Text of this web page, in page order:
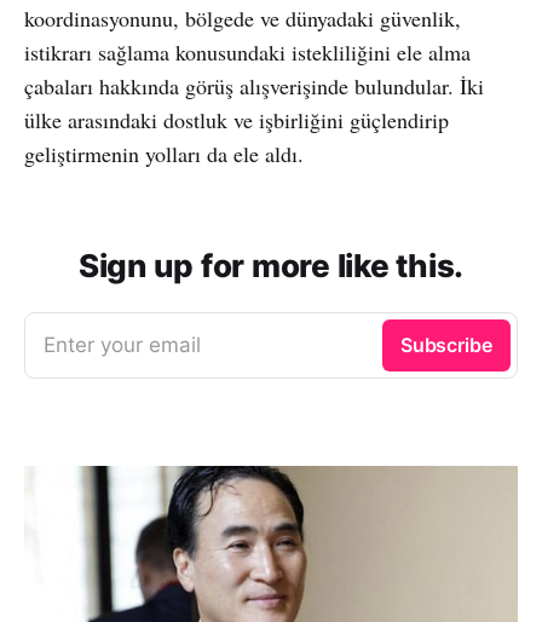
koordinasyonunu, bölgede ve dünyadaki güvenlik,
istikrarı sağlama konusundaki istekliliğini ele alma
çabaları hakkında görüş alışverişinde bulundular. İki
ülke arasındaki dostluk ve işbirliğini güçlendirip
geliştirmenin yolları da ele aldı.
Sign up for more like this.
Enter your email Subscribe